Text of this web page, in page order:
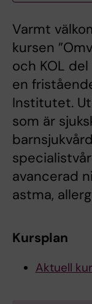
Varmt
kursen
och KOL del
en
Institutet.
som är
avancerad
astma,
Kursplan
Aktuell